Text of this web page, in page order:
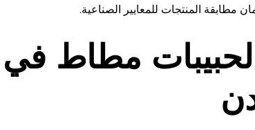
مطابقة المنتجات للمعايير الصناعية.
لحبيبات مطاط في